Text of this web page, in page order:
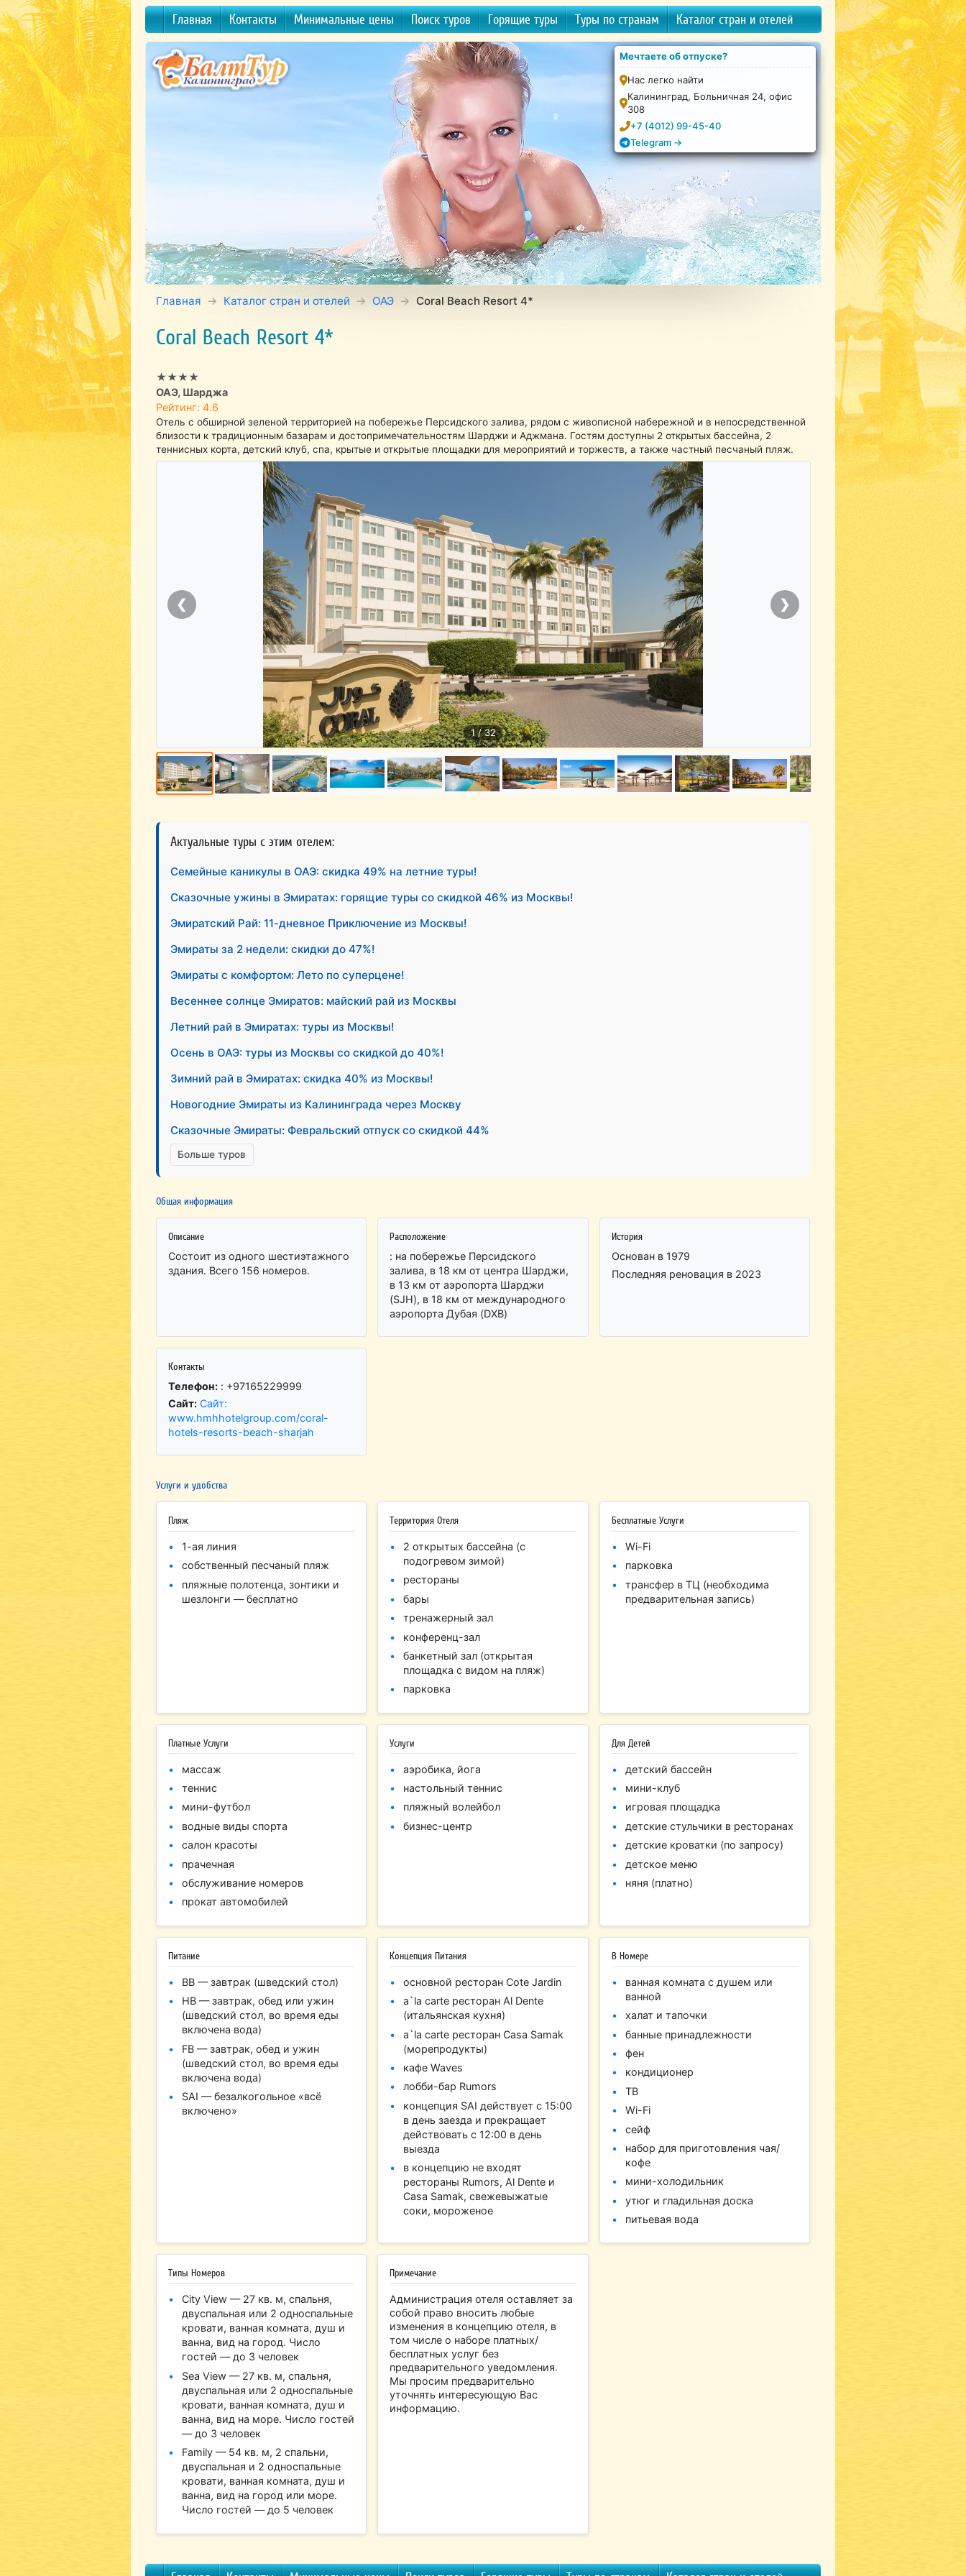
Мечтаете об отпуске?
Нас легко найти
Калининград, Больничная 24, офис
308
+7 (4012) 99-45-40
Telegram →
Главная Контакты Минимальные цены Поиск туров Горящие туры Туры по странам Каталог стран и отелей
Главная Каталог стран и отелей ОАЭ Coral Beach Resort 4*
Coral Beach Resort 4*
★★★★
ОАЭ, Шарджа
Рейтинг: 4.6
Отель с обширной зеленой территорией на побережье Персидского залива, рядом с живописной набережной и в непосредственной
близости к традиционным базарам и достопримечательностям Шарджи и Аджмана. Гостям доступны 2 открытых бассейна, 2
теннисных корта, детский клуб, спа, крытые и открытые площадки для мероприятий и торжеств, а также частный песчаный пляж.
❮ ❯
1 / 32
Актуальные туры с этим отелем:
Семейные каникулы в ОАЭ: скидка 49% на летние туры!
Сказочные ужины в Эмиратах: горящие туры со скидкой 46% из Москвы!
Эмиратский Рай: 11-дневное Приключение из Москвы!
Эмираты за 2 недели: скидки до 47%!
Эмираты с комфортом: Лето по суперцене!
Весеннее солнце Эмиратов: майский рай из Москвы
Летний рай в Эмиратах: туры из Москвы!
Осень в ОАЭ: туры из Москвы со скидкой до 40%!
Зимний рай в Эмиратах: скидка 40% из Москвы!
Новогодние Эмираты из Калининграда через Москву
Сказочные Эмираты: Февральский отпуск со скидкой 44%
Больше туров
Общая информация
Описание
Состоит из одного шестиэтажного
здания. Всего 156 номеров.
Расположение
: на побережье Персидского
залива, в 18 км от центра Шарджи,
в 13 км от аэропорта Шарджи
(SJH), в 18 км от международного
аэропорта Дубая (DXB)
История
Основан в 1979
Последняя реновация в 2023
Контакты
Телефон:: +97165229999
Сайт: Сайт:
www.hmhhotelgroup.com/coral-
hotels-resorts-beach-sharjah
Услуги и удобства
Пляж
1-ая линия
собственный песчаный пляж
пляжные полотенца, зонтики и
шезлонги — бесплатно
Территория Отеля
2 открытых бассейна (с
подогревом зимой)
рестораны
бары
тренажерный зал
конференц-зал
банкетный зал (открытая
площадка с видом на пляж)
парковка
Бесплатные Услуги
Wi-Fi
парковка
трансфер в ТЦ (необходима
предварительная запись)
Платные Услуги
массаж
теннис
мини-футбол
водные виды спорта
салон красоты
прачечная
обслуживание номеров
прокат автомобилей
Услуги
аэробика, йога
настольный теннис
пляжный волейбол
бизнес-центр
Для Детей
детский бассейн
мини-клуб
игровая площадка
детские стульчики в ресторанах
детские кроватки (по запросу)
детское меню
няня (платно)
Питание
BB — завтрак (шведский стол)
HB — завтрак, обед или ужин
(шведский стол, во время еды
включена вода)
FB — завтрак, обед и ужин
(шведский стол, во время еды
включена вода)
SAI — безалкогольное «всё
включено»
Концепция Питания
основной ресторан Cote Jardin
a`la carte ресторан Al Dente
(итальянская кухня)
a`la carte ресторан Casa Samak
(морепродукты)
кафе Waves
лобби-бар Rumors
концепция SAI действует с 15:00
в день заезда и прекращает
действовать с 12:00 в день
выезда
в концепцию не входят
рестораны Rumors, Al Dente и
Casa Samak, свежевыжатые
соки, мороженое
В Номере
ванная комната с душем или
ванной
халат и тапочки
банные принадлежности
фен
кондиционер
ТВ
Wi-Fi
сейф
набор для приготовления чая/
кофе
мини-холодильник
утюг и гладильная доска
питьевая вода
Типы Номеров
City View — 27 кв. м, спальня,
двуспальная или 2 односпальные
кровати, ванная комната, душ и
ванна, вид на город. Число
гостей — до 3 человек
Sea View — 27 кв. м, спальня,
двуспальная или 2 односпальные
кровати, ванная комната, душ и
ванна, вид на море. Число гостей
— до 3 человек
Family — 54 кв. м, 2 спальни,
двуспальная и 2 односпальные
кровати, ванная комната, душ и
ванна, вид на город или море.
Число гостей — до 5 человек
Примечание
Администрация отеля оставляет за
собой право вносить любые
изменения в концепцию отеля, в
том числе о наборе платных/
бесплатных услуг без
предварительного уведомления.
Мы просим предварительно
уточнять интересующую Вас
информацию.